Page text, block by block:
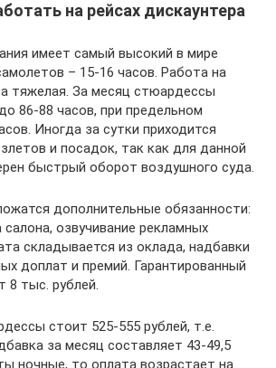
на рейсах дискаунтера
имеет самый высокий в мире
– 15-16 часов. Работа на
тяжелая. За месяц стюардессы
86-88 часов, при предельном
Иногда за сутки приходится
и посадок, так как для данной
быстрый оборот воздушного суда.
дополнительные обязанности:
салона, озвучивание рекламных
складывается из оклада, надбавки
доплат и премий. Гарантированный
8 тыс. рублей.
стоит 525-555 рублей, т.е.
за месяц составляет 43-49,5
ночные, то оплата возрастает на